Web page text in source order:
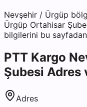
Nevşehir / Ürgüp
Ürgüp Ortahisar
bilgilerini bu
PTT Kargo
Şubesi Adres
Adres